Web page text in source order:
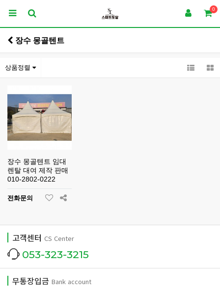
0
장수 몽골텐트
상품정렬
장수 몽골텐트 임대
렌탈 대여 제작 판매
010-2802-0222
전화문의
고객센터 CS Center
053-323-3215
무통장입금 Bank account